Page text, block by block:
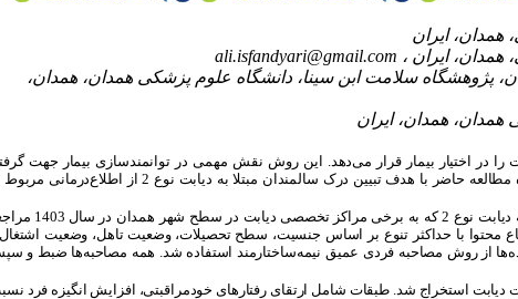
ali.isfandyari@gmail.com
سلامت ابن سینا، دانشگاه علوم پزشکی همدان، همدان،
در اختیار بیمار قرار می‌دهد. این روش نقش مهمی در توانمندسازی بیمار جهت
تصمیم‌های آگاهانه درباره سلامت و مشارکت در روند بهبودی فرد ایفا می‌کند. در این باره مطالعه حاضر با هدف تبیین درک سالمندان مبتلا به دیابت نوع 2 از
این مطالعه به صورت کیفی با روش تحلیل محتوا درباره 18 بیمار مبتلا به دیابت نوع 2 که به برخی مراکز
محتوا با حداکثر تنوع بر اساس جنسیت، سطح تحصیلات، وضعیت تاهل، وضعیت
از روش مصاحبه فردی عمیق نیمه‌ساختارمند استفاده شد. همه مصاحبه‌ها ضبط و
دیابت استخراج شد. طبقات شامل ارتقای رفتارهای خودمراقبتی، افزایش انگیزه فرد